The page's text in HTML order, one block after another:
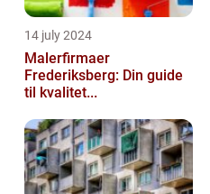
14 july 2024
Malerfirmaer
Frederiksberg: Din guide
til kvalitet...